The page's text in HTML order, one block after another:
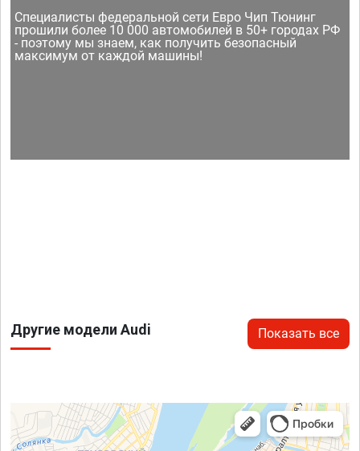
Специалисты федеральной сети Евро Чип Тюнинг
прошили более 10 000 автомобилей в 50+ городах РФ
- поэтому мы знаем, как получить безопасный
максимум от каждой машины!
Другие модели Audi Показать все